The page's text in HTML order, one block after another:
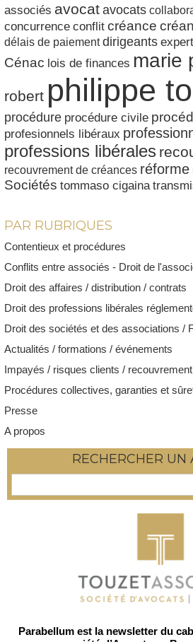
associés avocatavocats
concurrence conflit créance
délais de paiement dirigeants
Cénac lois de finances marie
robert philippe
procédure procédure civile
profesionnels libéraux
professions libérales
recouvrement de créances réforme
Sociétés tommaso cigaina
PAR RUBRIQUES
Contentieux et procédures
Conflits entre associés - Droit de
Droit des affaires / distribution / contrats
Droit des professions libérales
Droit des sociétés et des associations /
Actualités / formations / événements
Impayés / risques clients / recouvrement
Procédures collectives, garanties et
Presse
A propos
RECHERCHER UN
Parabellum est la newsletter du